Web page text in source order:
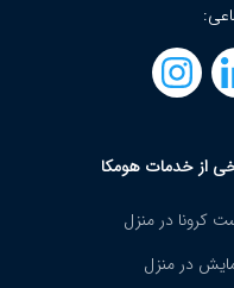
از خدمات هومکا
کرونا در منزل
در منزل